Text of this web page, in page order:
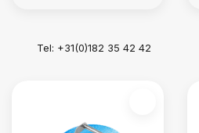
Tel: +31(0)182 35 42 42